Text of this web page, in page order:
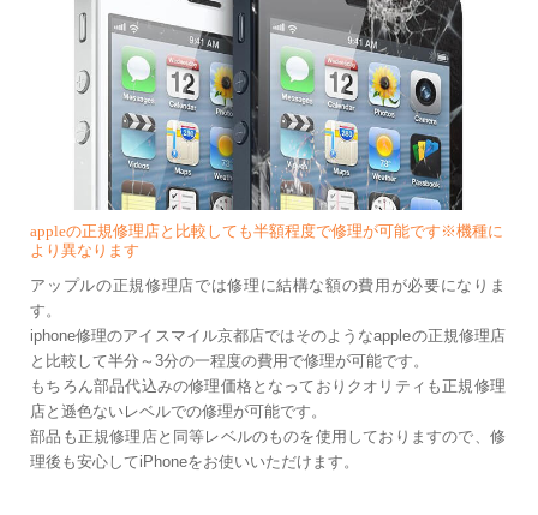
appleの正規修理店と比較しても半額程度で修理が可能です※機種に
より異なります
アップルの正規修理店では修理に結構な額の費用が必要になりま
す。
iphone修理のアイスマイル京都店ではそのようなappleの正規修理店
と比較して半分～3分の一程度の費用で修理が可能です。
もちろん部品代込みの修理価格となっておりクオリティも正規修理
店と遜色ないレベルでの修理が可能です。
部品も正規修理店と同等レベルのものを使用しておりますので、修
理後も安心してiPhoneをお使いいただけます。